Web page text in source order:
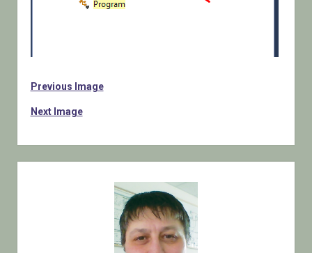
Previous Image
Next Image